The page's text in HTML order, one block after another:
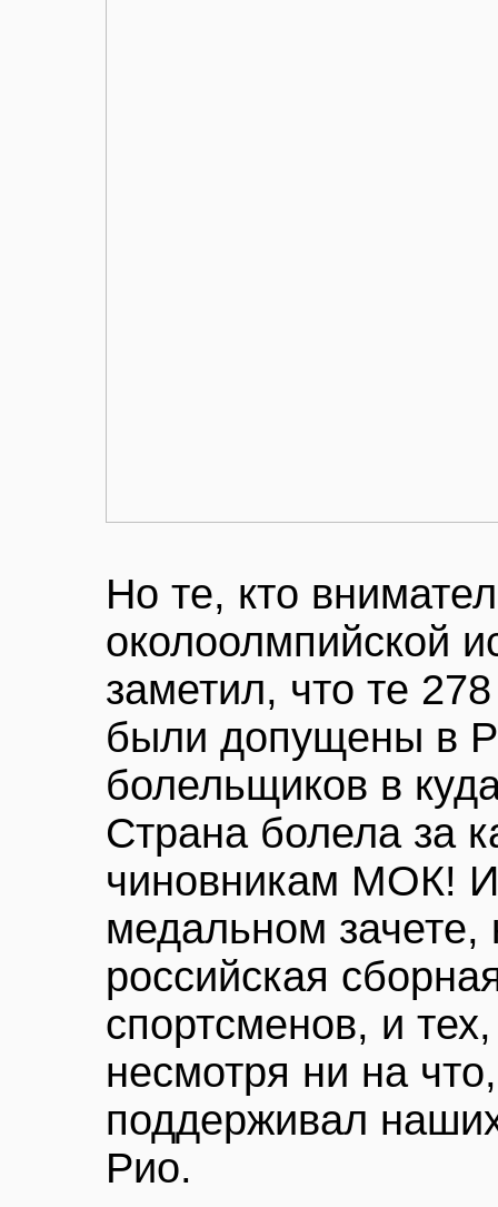
Но те, кто
околоолмпийской
заметил, что те
были допущены в
болельщиков в
Страна болела за
чиновникам МОК! И
медальном зачете,
российская
спортсменов, и
несмотря ни на
поддерживал
Рио.